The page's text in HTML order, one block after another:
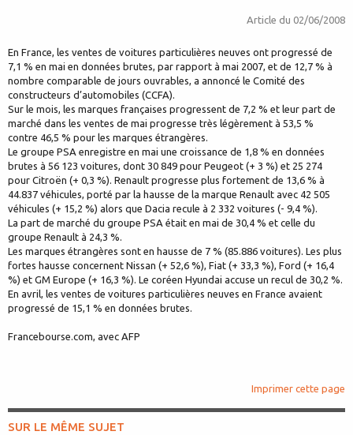
Article du 02/06/2008
En France, les ventes de voitures particulières neuves ont progressé de
7,1 % en mai en données brutes, par rapport à mai 2007, et de 12,7 % à
nombre comparable de jours ouvrables, a annoncé le Comité des
constructeurs d’automobiles (CCFA).
Sur le mois, les marques françaises progressent de 7,2 % et leur part de
marché dans les ventes de mai progresse très légèrement à 53,5 %
contre 46,5 % pour les marques étrangères.
Le groupe PSA enregistre en mai une croissance de 1,8 % en données
brutes à 56 123 voitures, dont 30 849 pour Peugeot (+ 3 %) et 25 274
pour Citroën (+ 0,3 %). Renault progresse plus fortement de 13,6 % à
44.837 véhicules, porté par la hausse de la marque Renault avec 42 505
véhicules (+ 15,2 %) alors que Dacia recule à 2 332 voitures (- 9,4 %).
La part de marché du groupe PSA était en mai de 30,4 % et celle du
groupe Renault à 24,3 %.
Les marques étrangères sont en hausse de 7 % (85.886 voitures). Les plus
fortes hausse concernent Nissan (+ 52,6 %), Fiat (+ 33,3 %), Ford (+ 16,4
%) et GM Europe (+ 16,3 %). Le coréen Hyundai accuse un recul de 30,2 %.
En avril, les ventes de voitures particulières neuves en France avaient
progressé de 15,1 % en données brutes.
Francebourse.com, avec AFP
Imprimer cette page
SUR LE MÊME SUJET